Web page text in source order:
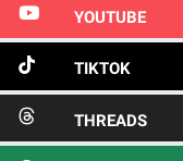
YOUTUBE
TIKTOK
THREADS